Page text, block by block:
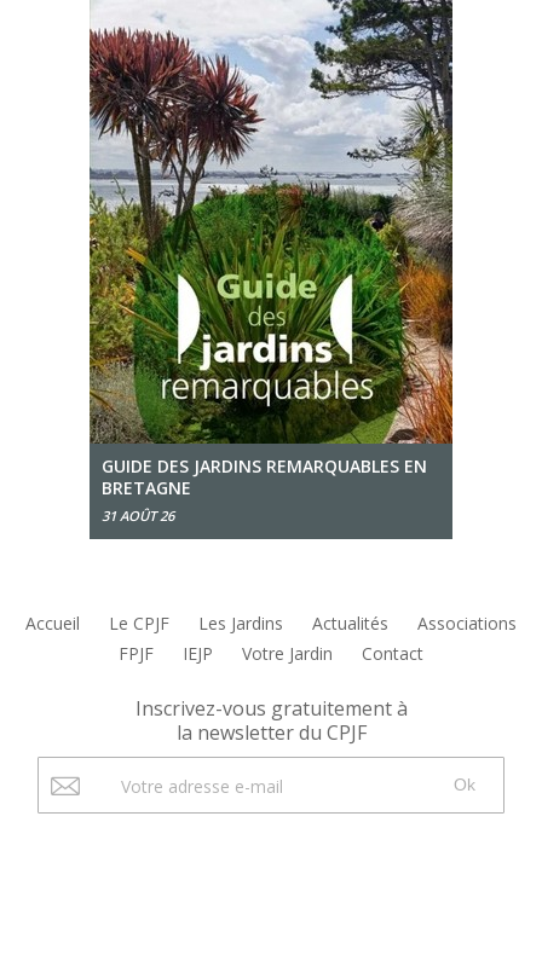
GUIDE DES JARDINS REMARQUABLES EN
BRETAGNE
31 AOÛT 26
Accueil Le CPJF Les Jardins Actualités
Associations
FPJF
IEJP Votre Jardin Contact
Inscrivez-vous gratuitement à
la newsletter du CPJF
Ok